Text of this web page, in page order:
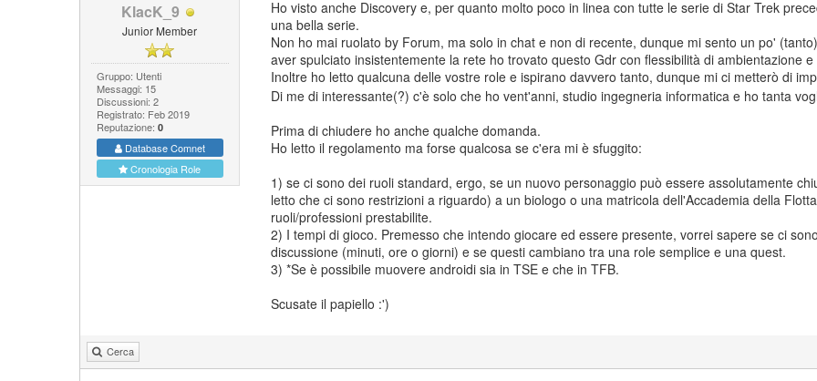
KlacK_9
Junior Member
Gruppo: Utenti
Messaggi: 15
Discussioni: 2
Registrato: Feb 2019
Reputazione: 0
Database Comnet
Cronologia Role
Ho visto anche Discovery e, per quanto molto poco in linea con tutte le serie di Star Trek
una bella serie.
Non ho mai ruolato by Forum, ma solo in chat e non di recente, dunque mi sento un po'
aver spulciato insistentemente la rete ho trovato questo Gdr con flessibilità di ambientazione
Inoltre ho letto qualcuna delle vostre role e ispirano davvero tanto, dunque mi ci metterò di
Di me di interessante(?) c'è solo che ho vent'anni, studio ingegneria informatica e ho tanta
Prima di chiudere ho anche qualche domanda.
Ho letto il regolamento ma forse qualcosa se c'era mi è sfuggito:
1) se ci sono dei ruoli standard, ergo, se un nuovo personaggio può essere assolutamente
letto che ci sono restrizioni a riguardo) a un biologo o una matricola dell'Accademia della
ruoli/professioni prestabilite.
2) I tempi di gioco. Premesso che intendo giocare ed essere presente, vorrei sapere se ci
discussione (minuti, ore o giorni) e se questi cambiano tra una role semplice e una quest.
3) *Se è possibile muovere androidi sia in TSE e che in TFB.
Scusate il papiello :')
Cerca